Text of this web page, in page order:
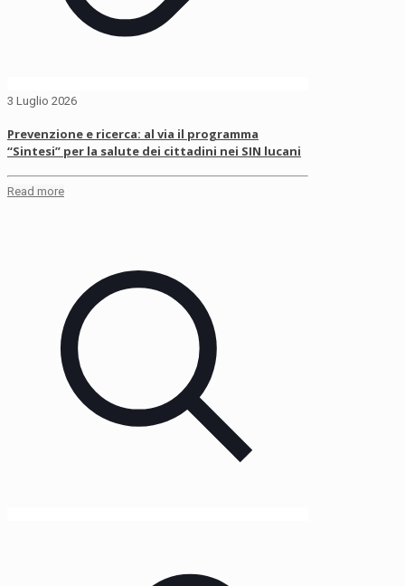
3 Luglio 2026
Prevenzione e ricerca: al via il programma
“Sintesi” per la salute dei cittadini nei SIN lucani
Read more